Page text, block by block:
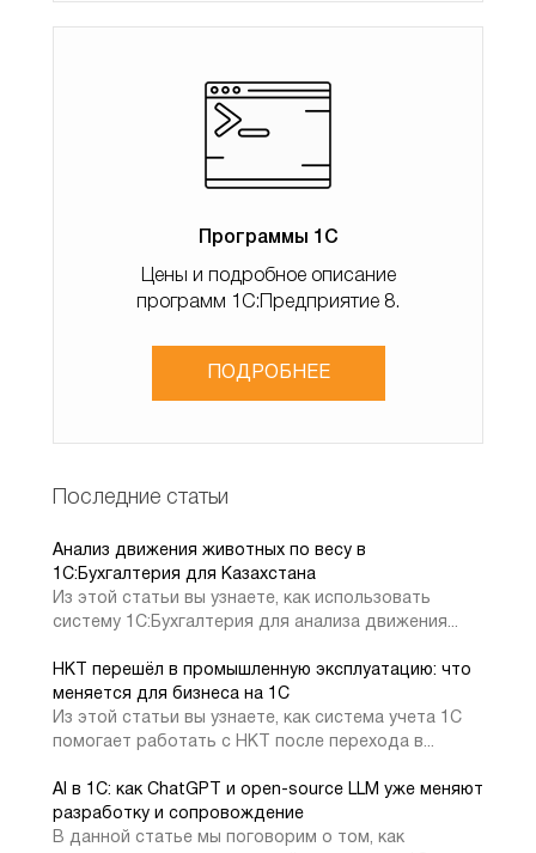
мәнін орнатыңыз.
және қандай сомадан алынғанын көрсетеміз.
5. Егер ақшаны бөлшек сатып алушы 1С емес, заңды
параметрлеріне байланысты автоматты түрде
Нысан өрістерін толтыру
Төменде 1С баспа нысанының деректемелерін
1С баспа нысанының деректемелерін толтыру
Программы 1С
Цены и подробное описание
программ 1С:Предприятие 8.
ПОДРОБНЕЕ
Последние статьи
Анализ движения животных по весу в
1C:Бухгалтерия для Казахстана
Из этой статьи вы узнаете, как использовать
систему 1С:Бухгалтерия для анализа движения...
НКТ перешёл в промышленную эксплуатацию: что
меняется для бизнеса на 1С
Из этой статьи вы узнаете, как система учета 1С
помогает работать с НКТ после перехода в...
AI в 1С: как ChatGPT и open-source LLM уже меняют
разработку и сопровождение
В данной статье мы поговорим о том, как